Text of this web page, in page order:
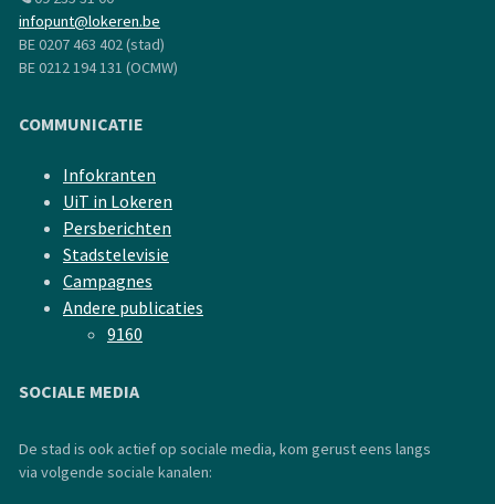
infopunt@lokeren.be
BE 0207 463 402 (stad)
BE 0212 194 131 (OCMW)
COMMUNICATIE
Infokranten
UiT in Lokeren
Persberichten
Stadstelevisie
Campagnes
Andere publicaties
9160
SOCIALE MEDIA
De stad is ook actief op sociale media, kom gerust eens langs
via volgende sociale kanalen: